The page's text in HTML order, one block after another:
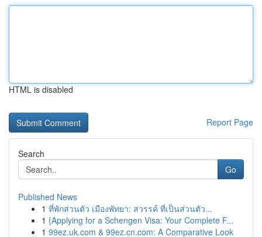
HTML is disabled
Report Page
Search
Go
Published News
1 ที่พักส่วนตัว เมืองพัทยา: สวรรค์ ที่เป็นส่วนตัว...
1 {Applying for a Schengen Visa: Your Complete F...
1 99ez.uk.com & 99ez.cn.com: A Comparative Look